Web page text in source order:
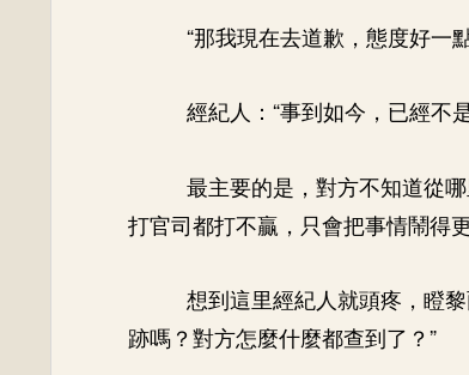
“那我現在去道歉，態度好一
經紀人：“事到如今，已經不
最主要的是，對方不知道從
打官司都打不贏，只會把事情鬧得更
想到這里經紀人就頭疼，瞪
跡嗎？對方怎麼什麼都查到了？”